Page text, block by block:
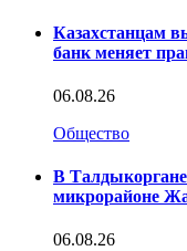
Казахстанцам
банк меняет
06.08.26
Общество
В
микрорайоне
06.08.26